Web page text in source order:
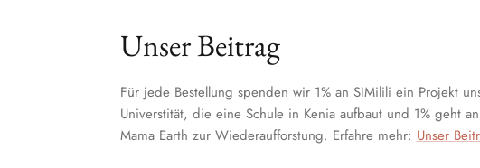
Unser Beitrag
Für jede Bestellung spenden wir 1% an SIMilili ein Projekt
Universtität, die eine Schule in Kenia aufbaut und 1% geht an
Mama Earth zur Wiederaufforstung. Erfahre mehr:Unser